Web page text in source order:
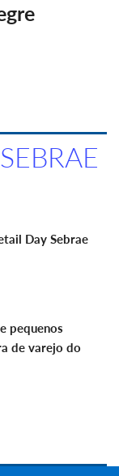
Day Sebrae
pequenos
de varejo do